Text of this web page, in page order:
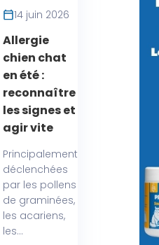
14 juin 2026
Allergie
chien chat
en été :
reconnaître
les signes et
agir vite
Principalement
déclenchées
par les pollens
de graminées,
les acariens,
les...